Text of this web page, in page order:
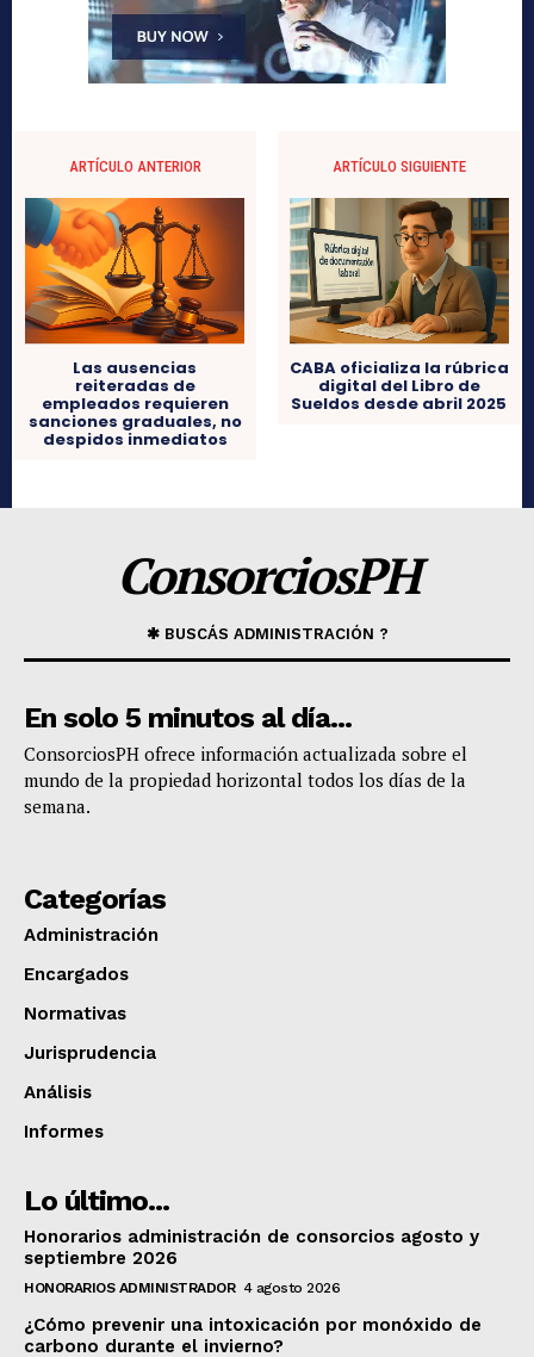
ARTÍCULO ANTERIOR
Las ausencias
reiteradas de
empleados requieren
sanciones graduales, no
despidos inmediatos
ARTÍCULO SIGUIENTE
CABA oficializa la rúbrica
digital del Libro de
Sueldos desde abril 2025
ConsorciosPH
✱ BUSCÁS ADMINISTRACIÓN ?
En solo 5 minutos al día...
​ConsorciosPH ofrece información actualizada sobre el
mundo de la propiedad horizontal todos los días de la
semana.
Categorías
Administración
Encargados
Normativas
Jurisprudencia
Análisis
Informes
Lo último...
Honorarios administración de consorcios agosto y
septiembre 2026
HONORARIOS ADMINISTRADOR 4 agosto 2026
¿Cómo prevenir una intoxicación por monóxido de
carbono durante el invierno?